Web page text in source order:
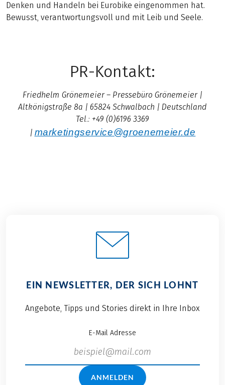
Denken und Handeln bei Eurobike eingenommen hat.
Bewusst, verantwortungsvoll und mit Leib und Seele.
PR-Kontakt:
Friedhelm Grönemeier – Pressebüro Grönemeier |
Altkönigstraße 8a | 65824 Schwalbach | Deutschland
Tel.: +49 (0)6196 3369
| marketingservice@groenemeier.de
EIN NEWSLETTER, DER SICH LOHNT
Angebote, Tipps und Stories direkt in Ihre Inbox
E-Mail Adresse
ANMELDEN